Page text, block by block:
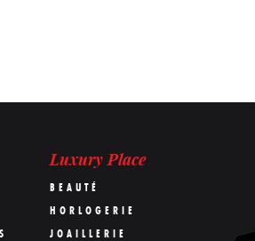
Luxury Place
BEAUTÉ
HORLOGERIE
JOAILLERIE